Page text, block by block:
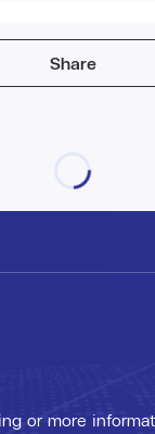
Share
or more